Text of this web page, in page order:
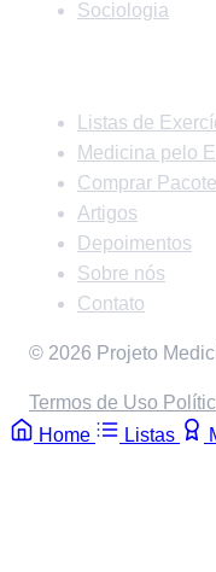
Sociologia
Listas de
Medicina pelo
Comprar
Artigos
Depoimentos
Sobre nós
Contato
© 2026 Projeto
Termos de Uso
Home
Listas